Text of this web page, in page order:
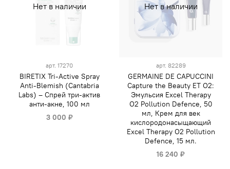
Нет в наличии
арт. 17270
BIRETIX Tri-Active Spray
Anti-Blemish (Cantabria
Labs) – Спрей три-актив
анти-акне, 100 мл
3 000 ₽
Нет в наличии
арт. 82289
GERMAINE DE CAPUCCINI
Capture the Beauty ET O2:
Эмульсия Excel Therapy
O2 Pollution Defence, 50
мл, Крем для век
кислородонасыщающий
Excel Therapy O2 Pollution
Defence, 15 мл.
16 240 ₽